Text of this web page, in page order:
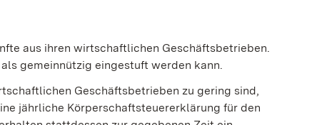
aus ihren wirtschaftlichen Geschäftsbetrieben.
gemeinnützig eingestuft werden kann.
Geschäftsbetrieben zu gering sind,
jährliche Körperschaftsteuererklärung für den